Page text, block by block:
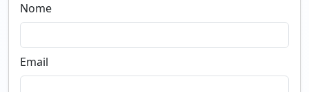
Nome
Email